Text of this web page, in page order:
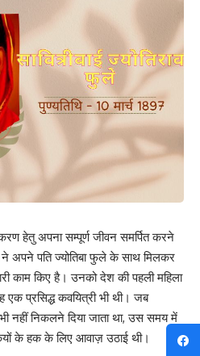
हेतु अपना सम्पूर्ण जीवन समर्पित करने
ने अपने पति ज्योतिबा फुले के साथ मिलकर
काम किए है। उनको देश की पहली महिला
एक प्रसिद्ध कवयित्री भी थी। जब
नहीं निकलने दिया जाता था, उस समय में
के हक के लिए आवाज़ उठाई थी।